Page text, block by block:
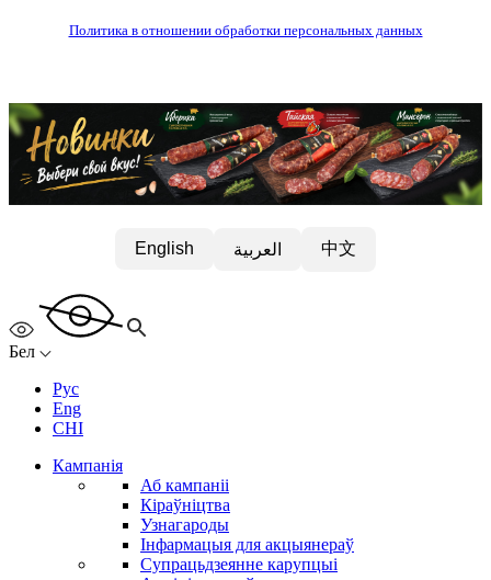
Политика в отношении обработки персональных данных
English العربية 中文
Бел
Рус
Eng
CHI
Кампанія
Аб кампаніі
Кіраўніцтва
Узнагароды
Інфармацыя для акцыянераў
Супрацьдзеянне карупцыі